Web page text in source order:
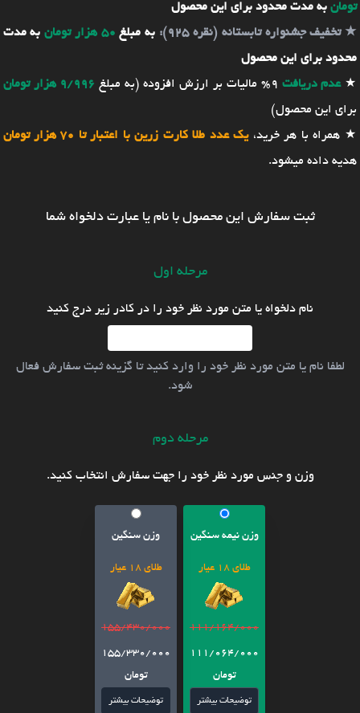
تومان به مدت محدود برای این محصول
★تخفیف جشنواره تابستانه (نقره 925): به مبلغ 50 هزار تومان
به مدت
محدود برای این محصول
★عدم دریافت 9% مالیات بر ارزش افزوده (به مبلغ
9/996 هزار تومان
برای این محصول)
★ همراه با هر خرید،یک عدد طلا کارت زرین با اعتبار تا 70 هزار تومان
هدیه داده میشود.
ثبت سفارش این محصول با نام یا عبارت دلخواه شما
مرحله اول
نام دلخواه یا متن مورد نظر خود را در کادر زیر درج کنید
لطفا نام یا متن مورد نظر خود را وارد کنید تا گزینه ثبت سفارش فعال
شود.
مرحله دوم
وزن و جنس مورد نظر خود را جهت سفارش انتخاب کنید.
وزن نیمه سنگین
طلای 18 عیار
111/164/000
111/064/000
تومان
توضیحات بیشتر
وزن سنگین
طلای 18 عیار
155/430/000
155/330/000
تومان
توضیحات بیشتر